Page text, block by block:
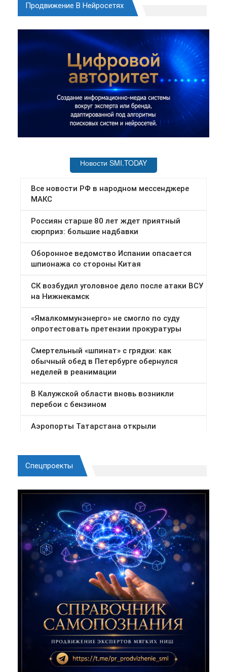
Продвижение В Нейросетях
Спецпроекты